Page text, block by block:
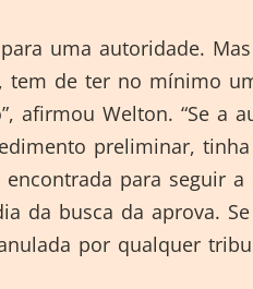
uma autoridade.
tem de ter no mínimo
afirmou Welton. “Se a
preliminar,
para seguir
da busca da aprova.
por qualquer